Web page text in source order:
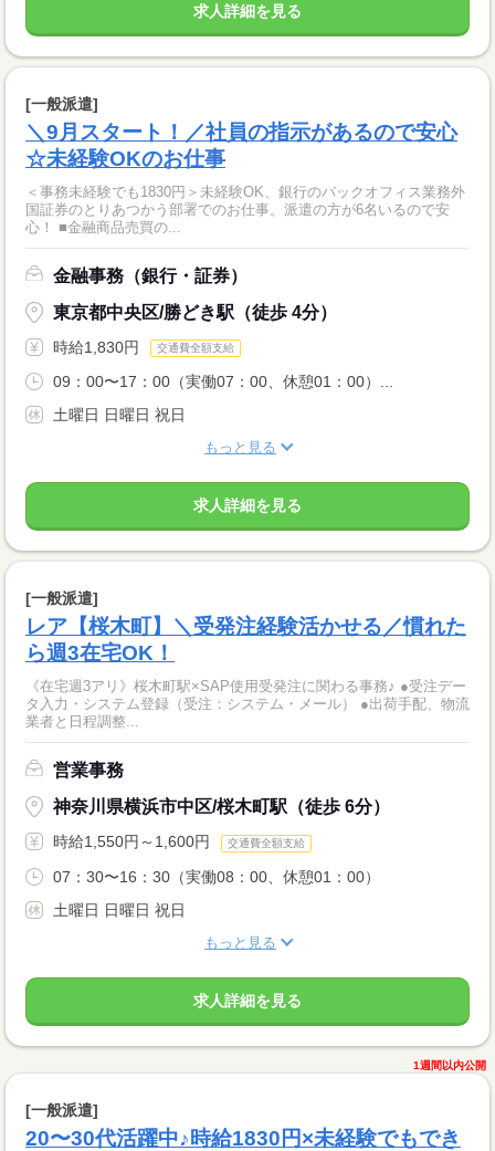
求人詳細を見る
[一般派遣]
＼9月スタート！／社員の指示があるので安心
☆未経験OKのお仕事
＜事務未経験でも1830円＞未経験OK、銀行のバックオフィス業務外
国証券のとりあつかう部署でのお仕事。派遣の方が6名いるので安
心！ ■金融商品売買の...
金融事務（銀行・証券）
東京都中央区/勝どき駅（徒歩 4分）
時給1,830円 交通費全額支給
09：00〜17：00（実働07：00、休憩01：00）...
土曜日 日曜日 祝日
もっと見る
求人詳細を見る
[一般派遣]
レア【桜木町】＼受発注経験活かせる／慣れた
ら週3在宅OK！
《在宅週3アリ》桜木町駅×SAP使用受発注に関わる事務♪ ●受注デー
タ入力・システム登録（受注：システム・メール） ●出荷手配、物流
業者と日程調整...
営業事務
神奈川県横浜市中区/桜木町駅（徒歩 6分）
時給1,550円～1,600円 交通費全額支給
07：30〜16：30（実働08：00、休憩01：00）
土曜日 日曜日 祝日
もっと見る
求人詳細を見る
1週間以内公開
[一般派遣]
20〜30代活躍中♪時給1830円×未経験でもでき